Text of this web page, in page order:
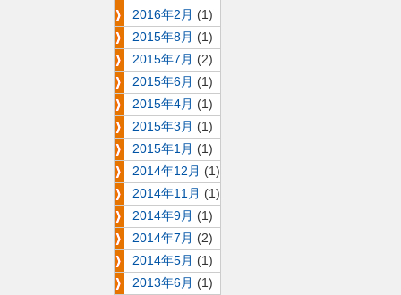
2016年2月 (1)
2015年8月 (1)
2015年7月 (2)
2015年6月 (1)
2015年4月 (1)
2015年3月 (1)
2015年1月 (1)
2014年12月 (1)
2014年11月 (1)
2014年9月 (1)
2014年7月 (2)
2014年5月 (1)
2013年6月 (1)